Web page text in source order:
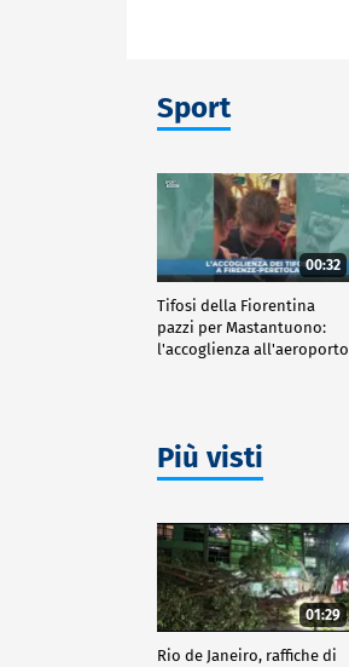
Sport
00:32
Tifosi della Fiorentina
pazzi per Mastantuono:
l'accoglienza all'aeroporto
Più visti
01:29
Rio de Janeiro, raffiche di